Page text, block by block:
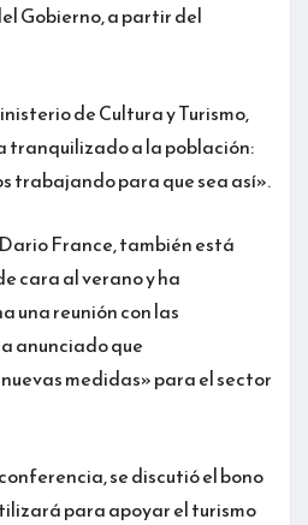
Gobierno, a partir del
de Cultura y Turismo,
tranquilizado a la población:
trabajando para que sea así».
France, también está
cara al verano y ha
una reunión con las
anunciado que
medidas» para el sector
se discutió el bono
para apoyar el turismo